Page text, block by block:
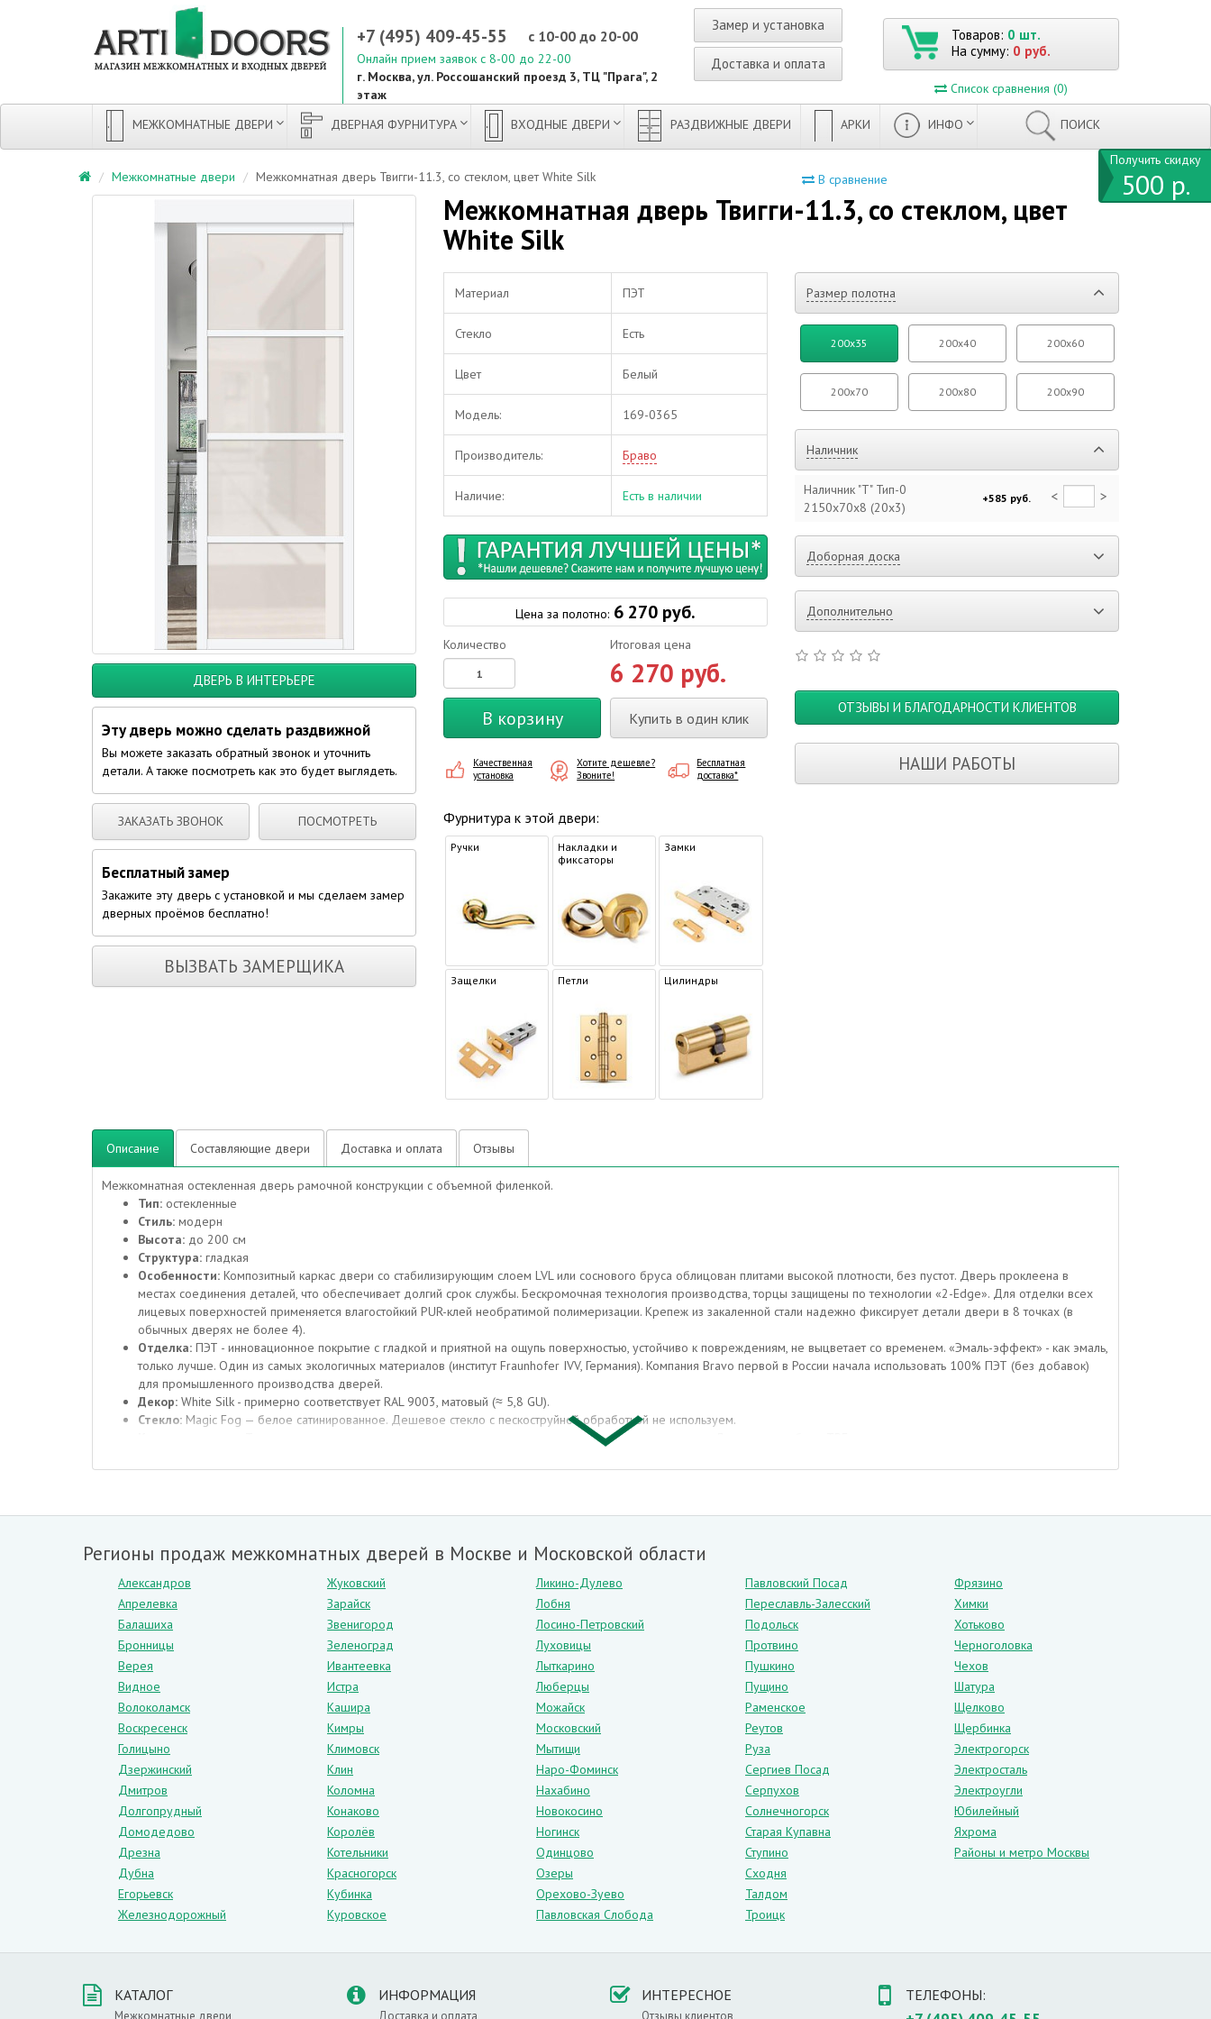
+7 (495) 409-45-55 с 10-00 до 20-00
Онлайн прием заявок с 8-00 до 22-00
г. Москва, ул. Россошанский проезд 3, ТЦ "Прага", 2
этаж
Замер и установка
Доставка и оплата
Товаров: 0 шт.
На сумму: 0 руб.
Список сравнения (0)
МЕЖКОМНАТНЫЕ ДВЕРИ ДВЕРНАЯ ФУРНИТУРА ВХОДНЫЕ ДВЕРИ РАЗДВИЖНЫЕ ДВЕРИ АРКИ ИНФО ПОИСК
В сравнение
Межкомнатные двери Межкомнатная дверь Твигги-11.3, со стеклом, цвет White Silk
ДВЕРЬ В ИНТЕРЬЕРЕ
Эту дверь можно сделать раздвижной
Вы можете заказать обратный звонок и уточнить
детали. А также посмотреть как это будет выглядеть.
ЗАКАЗАТЬ ЗВОНОК ПОСМОТРЕТЬ
Бесплатный замер
Закажите эту дверь с установкой и мы сделаем замер
дверных проёмов бесплатно!
ВЫЗВАТЬ ЗАМЕРЩИКА
Межкомнатная дверь Твигги-11.3, со стеклом, цвет
White Silk
Материал ПЭТ
Стекло Есть
Цвет Белый
Модель: 169-0365
Производитель: Браво
Наличие: Есть в наличии
Цена за полотно: 6 270 руб.
Количество Итоговая цена
6 270 руб.
В корзину Купить в один клик
Качественная
установка
Хотите дешевле?
Звоните!
Бесплатная
доставка*
Фурнитура к этой двери:
Ручки
Накладки и
фиксаторы
Замки
Защелки Петли Цилиндры
Размер полотна
200x35 200x40 200x60
200x70 200x80 200x90
Наличник
Наличник "Т" Тип-0
2150x70x8 (20x3)
+585 руб. < >
Доборная доска
Дополнительно
ОТЗЫВЫ И БЛАГОДАРНОСТИ КЛИЕНТОВ
НАШИ РАБОТЫ
Описание Составляющие двери Доставка и оплата Отзывы
Межкомнатная остекленная дверь рамочной конструкции с объемной филенкой.
Тип: остекленные
Стиль: модерн
Высота: до 200 см
Структура: гладкая
Особенности: Композитный каркас двери со стабилизирующим слоем LVL или соснового бруса облицован плитами высокой плотности, без пустот. Дверь проклеена в
местах соединения деталей, что обеспечивает долгий срок службы. Бескромочная технология производства, торцы защищены по технологии «2-Edge». Для отделки всех
лицевых поверхностей применяется влагостойкий PUR-клей необратимой полимеризации. Крепеж из закаленной стали надежно фиксирует детали двери в 8 точках (в
обычных дверях не более 4).
Отделка: ПЭТ - инновационное покрытие c гладкой и приятной на ощупь поверхностью, устойчиво к повреждениям, не выцветает со временем. «Эмаль-эффект» - как эмаль,
только лучше. Один из самых экологичных материалов (институт Fraunhofer IVV, Германия). Компания Bravo первой в России начала использовать 100% ПЭТ (без добавок)
для промышленного производства дверей.
Декор: White Silk - примерно соответствует RAL 9003, матовый (≈ 5,8 GU).
Стекло: Magic Fog — белое сатинированное. Дешевое стекло с пескоструйной обработкой не используем.
Телескопические погонажные изделия для качественного регулируемого монтажа. Дверная коробка с TPE-уплотнителем для мягкого закрывания.
Цвет:White Silk
Экошпон является современным и экологически чистым материалом. Для его изготовления тонкие листы соединяют между собой путем воздействия мощного пресса.
воздействие и практически не стирается. При этом он в несколько раз дешевле более дорогих материалов.
Каждый пучок волокон красится в определенный цвет, и лишь после этого соединяется в один лист. Благодаря подобной технологии полностью исключается
вероятность брака и разных оттенков.
Достоинства дверей из экошпона очевидны:
– презентабельный внешний вид, который легко спутать с древесиной,
– длительный срок службы,
– простота эксплуатации,
– большой выбор расцветок,
– устойчивость к ультрафиолетовому излучению,
– экологическая безопасность (такие двери можно монтировать в детской спальне или лечебном учреждении).
Данный цвет является классикой. Это универсальное решение для любого интерьера: классики, хай–тека и особенно стиля прованс. Белые двери устанавливаются
повсюду. Основной список помещений, в которых можно установить двери этого цвета:
Регионы продаж межкомнатных дверей в Москве и Московской области
Александров
Апрелевка
Балашиха
Бронницы
Верея
Видное
Волоколамск
Воскресенск
Голицыно
Дзержинский
Дмитров
Долгопрудный
Домодедово
Дрезна
Дубна
Егорьевск
Железнодорожный
Жуковский
Зарайск
Звенигород
Зеленоград
Ивантеевка
Истра
Кашира
Кимры
Климовск
Клин
Коломна
Конаково
Королёв
Котельники
Красногорск
Кубинка
Куровское
Ликино-Дулево
Лобня
Лосино-Петровский
Луховицы
Лыткарино
Люберцы
Можайск
Московский
Мытищи
Наро-Фоминск
Нахабино
Новокосино
Ногинск
Одинцово
Озеры
Орехово-Зуево
Павловская Слобода
Павловский Посад
Переславль-Залесский
Подольск
Протвино
Пушкино
Пущино
Раменское
Реутов
Руза
Сергиев Посад
Серпухов
Солнечногорск
Старая Купавна
Ступино
Сходня
Талдом
Троицк
Фрязино
Химки
Хотьково
Черноголовка
Чехов
Шатура
Щелково
Щербинка
Электрогорск
Электросталь
Электроугли
Юбилейный
Яхрома
Районы и метро Москвы
КАТАЛОГ ИНФОРМАЦИЯ ИНТЕРЕСНОЕ ТЕЛЕФОНЫ:
Получить скидку
500 р.